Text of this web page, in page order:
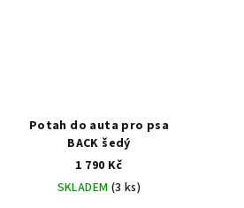
Potah do auta pro psa
BACK šedý
1 790 Kč
SKLADEM (3 ks)